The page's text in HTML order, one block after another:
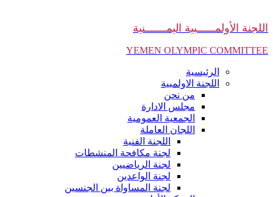
اللجنة الأولمــــــبية اليمـــــــنية
YEMEN OLYMPIC COMMITTEE
الرئيسية
اللجنة الاولمبية
من نحن
مجلس الادارة
الجمعية العمومية
اللجان العاملة
اللجنة الفنية
لجنة مكافحة المنشطات
لجنة الرياضيين
لجنة الواعدين
لجنة المساواة بين الجنسين